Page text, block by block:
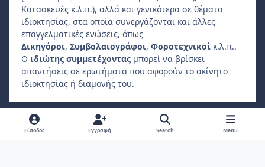
Κατασκευές κ.λ.π.), αλλά και γενικότερα σε θέματα
ιδιοκτησίας, στα οποία συνεργάζονται και άλλες
επαγγελματικές ενώσεις, όπως
Δικηγόροι, Συμβολαιογράφοι, Φοροτεχνικοί κ.λ.π..
Ο ιδιώτης συμμετέχοντας μπορεί να βρίσκει
απαντήσεις σε ερωτήματα που αφορούν το ακίνητο
ιδιοκτησίας ή διαμονής του.
Light ModeDark ModeSystem Preference
f
Είσοδος Εγγραφή Search Menu